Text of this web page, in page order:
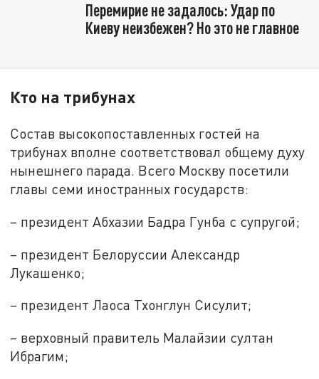
Перемирие не задалось: Удар по
Киеву неизбежен? Но это не главное
Кто на трибунах
Состав высокопоставленных гостей на
трибунах вполне соответствовал общему духу
нынешнего парада. Всего Москву посетили
главы семи иностранных государств:
– президент Абхазии Бадра Гунба с супругой;
– президент Белоруссии Александр
Лукашенко;
– президент Лаоса Тхонглун Сисулит;
– верховный правитель Малайзии султан
Ибрагим;